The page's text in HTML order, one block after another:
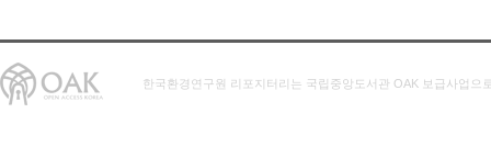
한국환경연구원 리포지터리는 국립중앙도서관 OAK 보급사업